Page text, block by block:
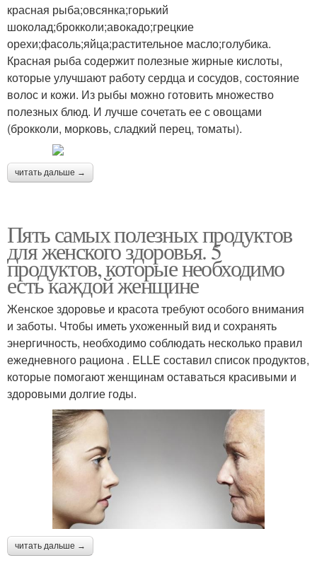
красная рыба;овсянка;горький
шоколад;брокколи;авокадо;грецкие
орехи;фасоль;яйца;растительное масло;голубика.
Красная рыба содержит полезные жирные кислоты,
которые улучшают работу сердца и сосудов, состояние
волос и кожи. Из рыбы можно готовить множество
полезных блюд. И лучше сочетать ее с овощами
(брокколи, морковь, сладкий перец, томаты).
читать дальше →
Пять самых полезных продуктов
для женского здоровья. 5
продуктов, которые необходимо
есть каждой женщине
Женское здоровье и красота требуют особого внимания
и заботы. Чтобы иметь ухоженный вид и сохранять
энергичность, необходимо соблюдать несколько правил
ежедневного рациона . ELLE составил список продуктов,
которые помогают женщинам оставаться красивыми и
здоровыми долгие годы.
читать дальше →